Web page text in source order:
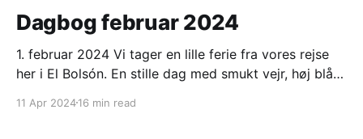
Dagbog februar 2024
1. februar 2024 Vi tager en lille ferie fra vores rejse
her i El Bolsón. En stille dag med smukt vejr, høj blå
om morgenen. 2. februar 2024 Ligesom i går. Ranveg
11 Apr 202416 min read